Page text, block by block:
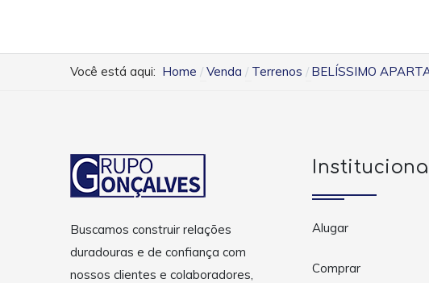
Você está aqui: Home Venda Terrenos BELÍSSIMO
Buscamos construir relações
duradouras e de confiança com
nossos clientes e colaboradores,
Alugar
Comprar